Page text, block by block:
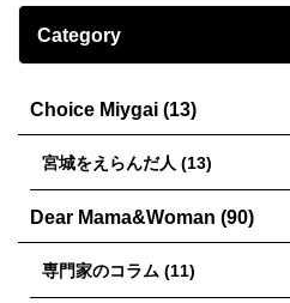
Category
Choice Miygai (13)
宮城をえらんだ人 (13)
Dear Mama&Woman (90)
専門家のコラム (11)